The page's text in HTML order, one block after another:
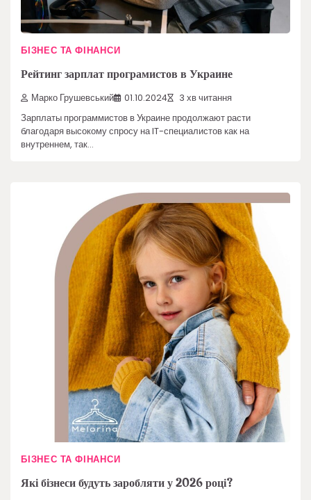
БІЗНЕС ТА ФІНАНСИ
Рейтинг зарплат програмистов в Украине
Марко Грушевський 01.10.2024 3 хв читання
Зарплаты программистов в Украине продолжают расти
благодаря высокому спросу на IT-специалистов как на
внутреннем, так…
БІЗНЕС ТА ФІНАНСИ
Які бізнеси будуть заробляти у 2026 році?